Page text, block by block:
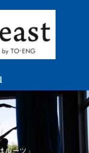
ルーツ」